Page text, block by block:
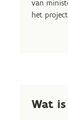
van
het
Wat